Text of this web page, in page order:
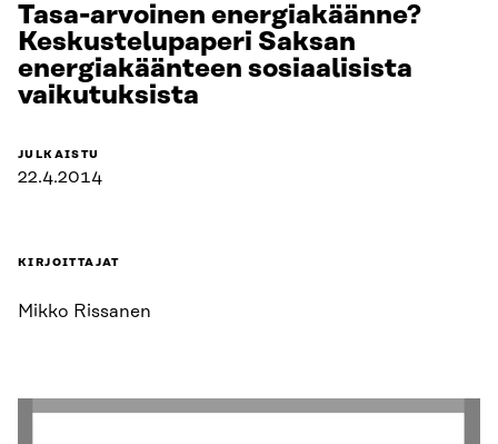
Tasa-arvoinen energiakäänne?
Keskustelupaperi Saksan
energiakäänteen sosiaalisista
vaikutuksista
JULKAISTU
22.4.2014
KIRJOITTAJAT
Mikko Rissanen